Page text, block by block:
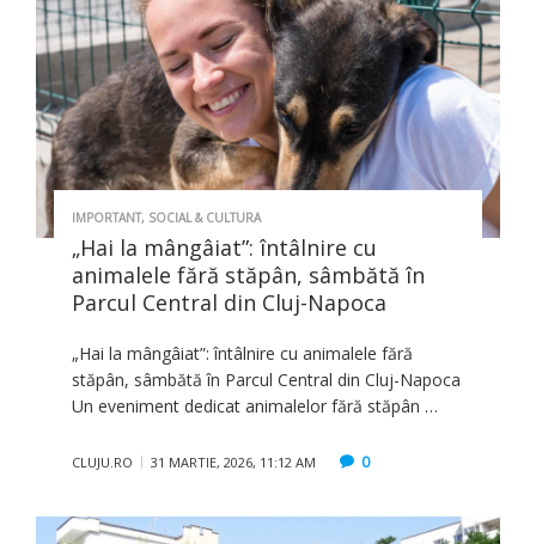
IMPORTANT, SOCIAL & CULTURA
„Hai la mângâiat”: întâlnire cu
animalele fără stăpân, sâmbătă în
Parcul Central din Cluj-Napoca
„Hai la mângâiat”: întâlnire cu animalele fără
stăpân, sâmbătă în Parcul Central din Cluj-Napoca
Un eveniment dedicat animalelor fără stăpân …
CLUJU.RO 31 MARTIE, 2026, 11:12 AM 0